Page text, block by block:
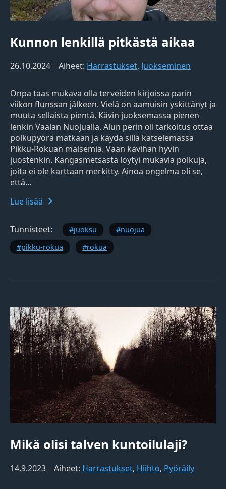
Kunnon lenkillä pitkästä aikaa
26.10.2024 Aiheet: Harrastukset, Juokseminen
Onpa taas mukava olla terveiden kirjoissa parin
viikon flunssan jälkeen. Vielä on aamuisin yskittänyt ja
muuta sellaista pientä. Kävin juoksemassa pienen
lenkin Vaalan Nuojualla. Alun perin oli tarkoitus ottaa
polkupyörä matkaan ja käydä sillä katselemassa
Pikku-Rokuan maisemia. Vaan kävihän hyvin
juostenkin. Kangasmetsästä löytyi mukavia polkuja,
joita ei ole karttaan merkitty. Ainoa ongelma oli se,
että…
Lue lisää
Tunnisteet: juoksu
nuojua
pikku-rokua
rokua
Mikä olisi talven kuntoilulaji?
14.9.2023 Aiheet: Harrastukset, Hiihto, Pyöräily